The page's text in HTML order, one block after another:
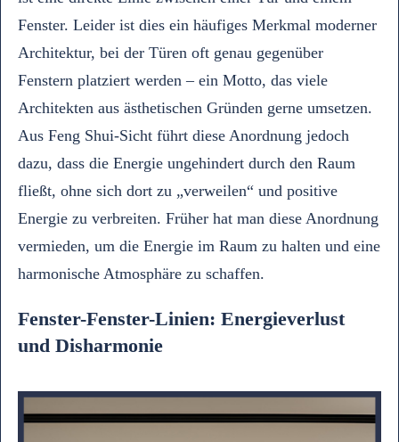
Fenster. Leider ist dies ein häufiges Merkmal moderner
Architektur, bei der Türen oft genau gegenüber
Fenstern platziert werden – ein Motto, das viele
Architekten aus ästhetischen Gründen gerne umsetzen.
Aus Feng Shui-Sicht führt diese Anordnung jedoch
dazu, dass die Energie ungehindert durch den Raum
fließt, ohne sich dort zu „verweilen“ und positive
Energie zu verbreiten. Früher hat man diese Anordnung
vermieden, um die Energie im Raum zu halten und eine
harmonische Atmosphäre zu schaffen.
Fenster-Fenster-Linien: Energieverlust
und Disharmonie